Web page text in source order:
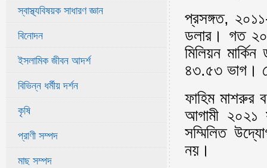
প্রসঙ্গত,
ডলার। গত
মিলিয়ন
৪৩.৫৩ ভাগ।
ফাহিম মাশরুর
আগামী ২০২১
সম্মিলিত
নয়।
স্বাস্থ্যবিষয়ক সাধারণ জ্ঞান
বিনোদন
ইসলামিক জীবন আদর্শ
বিভিন্ন ধর্মীয় দর্শন
কৃষি
প্রাণী সম্পদ
মাছ সম্পদ